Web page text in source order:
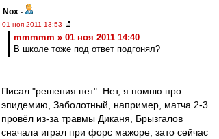
Nox -
01 ноя 2011 13:53
mmmmm » 01 ноя 2011 14:40
В школе тоже под ответ подгонял?
Писал "решения нет". Нет, я помню про
эпидемию, Заболотный, например, матча 2-3
провёл из-за травмы Диканя, Брызгалов
сначала играл при форс мажоре, зато сейчас